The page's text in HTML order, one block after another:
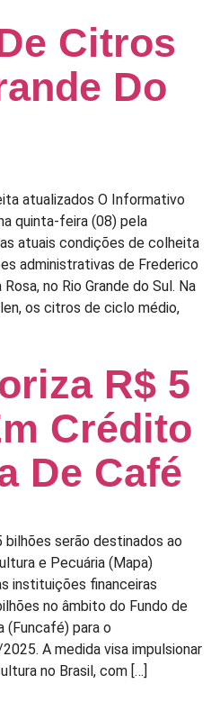
Citros
Do
atualizados O Informativo
quinta-feira (08) pela
atuais condições de colheita
administrativas de Frederico
no Rio Grande do Sul. Na
os citros de ciclo médio,
R$ 5
Crédito
De Café
serão destinados ao
e Pecuária (Mapa)
instituições financeiras
no âmbito do Fundo de
(Funcafé) para o
A medida visa impulsionar
no Brasil, com […]